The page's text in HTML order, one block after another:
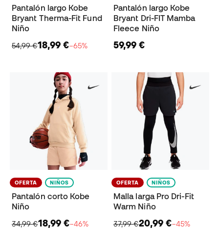
Pantalón largo Kobe
Bryant Therma-Fit Fund
Niño
54,99 €18,99 €−65%
Pantalón largo Kobe
Bryant Dri-FIT Mamba
Fleece Niño
59,99 €
OFERTA NIÑOS
Pantalón corto Kobe
Niño
34,99 €18,99 €−46%
OFERTA NIÑOS
Malla larga Pro Dri-Fit
Warm Niño
37,99 €20,99 €−45%